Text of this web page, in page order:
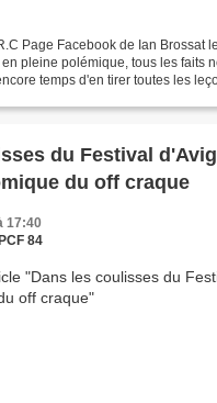
Page Facebook de Ian Brossat
pleine polémique, tous les faits
temps d'en tirer toutes les
du Festival
du off craque
17:40
84